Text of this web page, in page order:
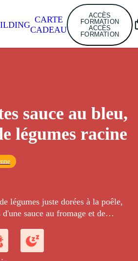
CARTE
CADEAU
ACCÈS
FORMATION
ACCÈS
FORMATION
sauce au bleu,
légumes racine
légumes juste dorées à la poêle,
d'une sauce au fromage et de